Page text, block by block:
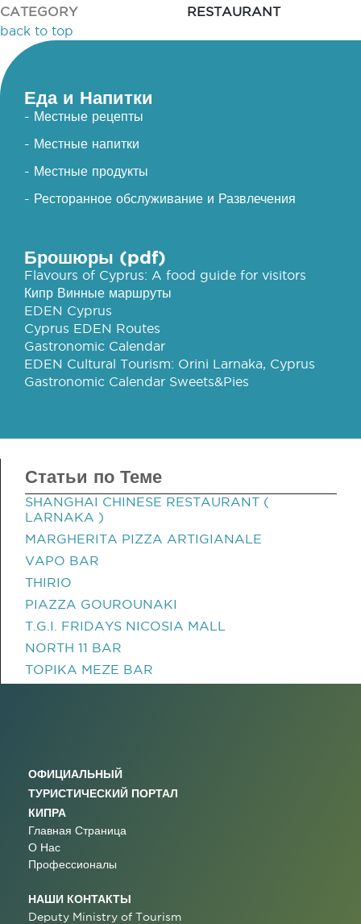
CATEGORY
RESTAURANT
back to top
Еда и Напитки
- Местные рецепты
- Местные напитки
- Местные продукты
- Ресторанное обслуживание и Развлечения
Брошюры (pdf)
Flavours of Cyprus: A food guide for visitors
Кипр Винные маршруты
EDEN Cyprus
Cyprus EDEN Routes
Gastronomic Calendar
EDEN Cultural Tourism: Orini Larnaka, Cyprus
Gastronomic Calendar Sweets&Pies
Статьи по Теме
SHANGHAI CHINESE RESTAURANT (
LARNAKA )
MARGHERITA PIZZA ARTIGIANALE
VAPO BAR
THIRIO
PIAZZA GOUROUNAKI
T.G.I. FRIDAYS NICOSIA MALL
NORTH 11 BAR
TOPIKA MEZE BAR
ОФИЦИАЛЬНЫЙ
ТУРИСТИЧЕСКИЙ ПОРТАЛ
КИПРА
Главная Страница
О Нас
Профессионалы
НАШИ КОНТАКТЫ
Deputy Ministry of Tourism